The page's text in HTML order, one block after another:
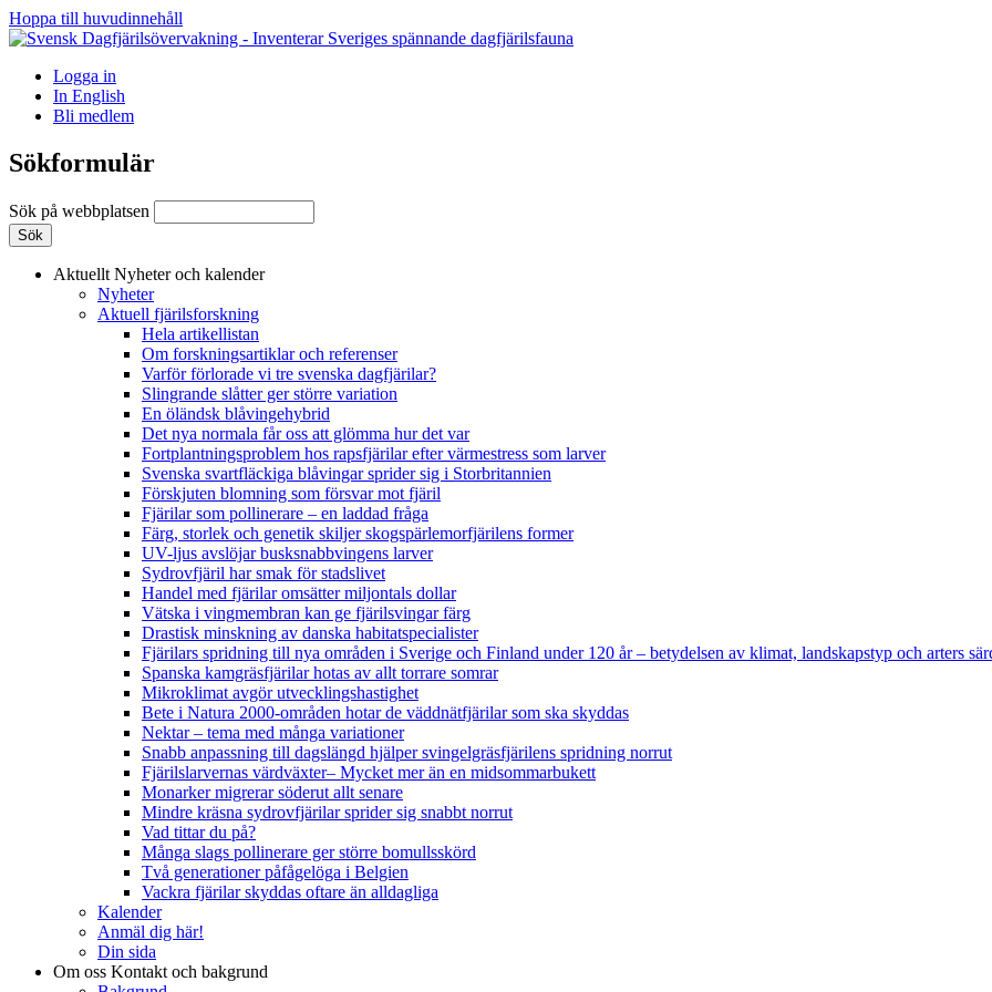
Hoppa till huvudinnehåll
Logga in
In English
Bli medlem
Sökformulär
Sök på webbplatsen
Aktuellt Nyheter och kalender
Nyheter
Aktuell fjärilsforskning
Hela artikellistan
Om forskningsartiklar och referenser
Varför förlorade vi tre svenska dagfjärilar?
Slingrande slåtter ger större variation
En öländsk blåvingehybrid
Det nya normala får oss att glömma hur det var
Fortplantningsproblem hos rapsfjärilar efter värmestress som larver
Svenska svartfläckiga blåvingar sprider sig i Storbritannien
Förskjuten blomning som försvar mot fjäril
Fjärilar som pollinerare – en laddad fråga
Färg, storlek och genetik skiljer skogspärlemorfjärilens former
UV-ljus avslöjar busksnabbvingens larver
Sydrovfjäril har smak för stadslivet
Handel med fjärilar omsätter miljontals dollar
Vätska i vingmembran kan ge fjärilsvingar färg
Drastisk minskning av danska habitatspecialister
Fjärilars spridning till nya områden i Sverige och Finland under 120 år– betydelsen av klimat, landskapstyp och arters
Spanska kamgräsfjärilar hotas av allt torrare somrar
Mikroklimat avgör utvecklingshastighet
Bete i Natura 2000-områden hotar de väddnätfjärilar som ska skyddas
Nektar – tema med många variationer
Snabb anpassning till dagslängd hjälper svingelgräsfjärilens spridning norrut
Fjärilslarvernas värdväxter– Mycket mer än en midsommarbukett
Monarker migrerar söderut allt senare
Mindre kräsna sydrovfjärilar sprider sig snabbt norrut
Vad tittar du på?
Många slags pollinerare ger större bomullsskörd
Två generationer påfågelöga i Belgien
Vackra fjärilar skyddas oftare än alldagliga
Kalender
Anmäl dig här!
Din sida
Om oss Kontakt och bakgrund